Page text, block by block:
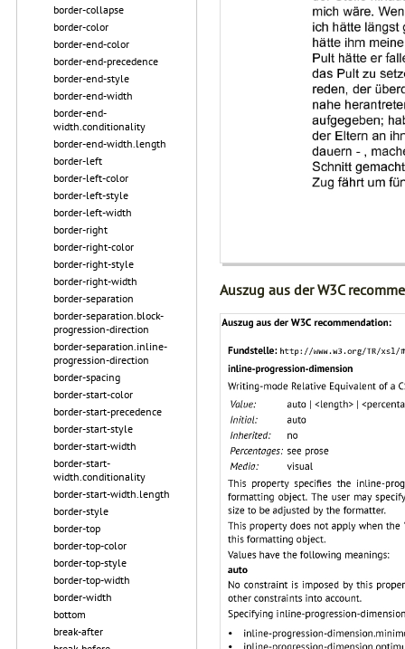
border-collapse
border-color
border-end-color
border-end-precedence
border-end-style
border-end-width
border-end-
width.conditionality
border-end-width.length
border-left
border-left-color
border-left-style
border-left-width
border-right
border-right-color
border-right-style
border-right-width
border-separation
border-separation.block-
progression-direction
border-separation.inline-
progression-direction
border-spacing
border-start-color
border-start-precedence
border-start-style
border-start-width
border-start-
width.conditionality
border-start-width.length
border-style
border-top
border-top-color
border-top-style
border-top-width
border-width
bottom
break-after
Auszug aus der W3C